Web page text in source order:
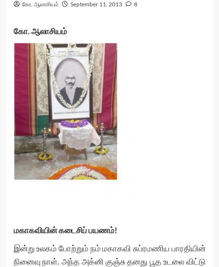
கோ. ஆலாசியம் September 11, 2013 8
கோ. ஆலாசியம்
மகாகவியின்கடைசிப்பயணம்!
இன்று உலகம் போற்றும் நம் மகாகவி சுப்ரமணிய பாரதியின்
நினைவு நாள். அந்த அக்னி குஞ்சு தனது பூத உடலை விட்டு